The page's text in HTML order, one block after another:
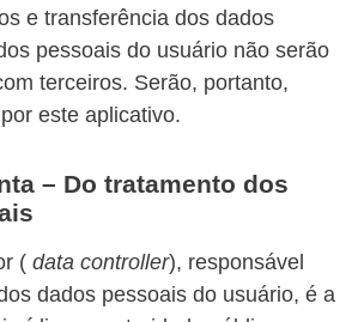
e transferência dos dados
pessoais do usuário não serão
terceiros. Serão, portanto,
este aplicativo.
– Do tratamento dos
( data controller), responsável
dados pessoais do usuário, é a